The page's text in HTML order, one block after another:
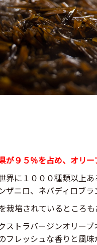
が９５％を占め、オリ
界に１０００種類以上
ザニロ、ネバディロブ
栽培されているところ
ストラバージンオリー
フレッシュな香りと風味